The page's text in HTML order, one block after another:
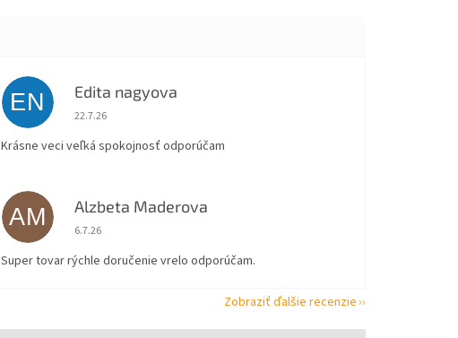
EN Edita nagyova
Hodnotenie obchodu je 5 z 5 hviezdičiek.
22.7.26
Krásne veci veľká spokojnosť odporúčam
AM Alzbeta Maderova
Hodnotenie obchodu je 5 z 5 hviezdičiek.
6.7.26
Super tovar rýchle doručenie vrelo odporúčam.
Zobraziť ďalšie recenzie